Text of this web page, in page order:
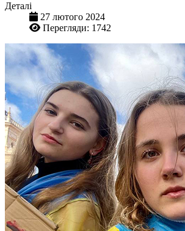
Деталі
27 лютого 2024
Перегляди: 1742